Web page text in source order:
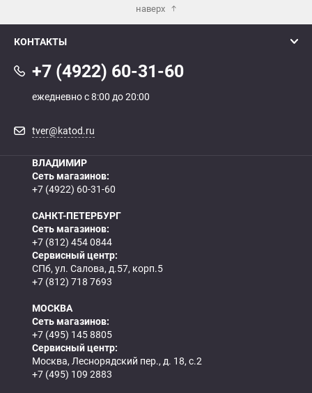
наверх
КОНТАКТЫ
+7 (4922) 60-31-60
ежедневно с 8:00 до 20:00
tver@katod.ru
ВЛАДИМИР
Сеть магазинов:
+7 (4922) 60-31-60
САНКТ-ПЕТЕРБУРГ
Сеть магазинов:
+7 (812) 454 0844
Сервисный центр:
СПб, ул. Салова, д.57, корп.5
+7 (812) 718 7693
МОСКВА
Сеть магазинов:
+7 (495) 145 8805
Сервисный центр:
Москва, Леснорядский пер., д. 18, с.2
+7 (495) 109 2883